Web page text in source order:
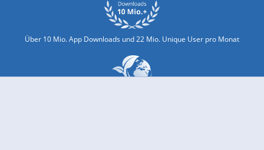
Über 10 Mio. App Downloads und 22 Mio. Unique User pro Monat